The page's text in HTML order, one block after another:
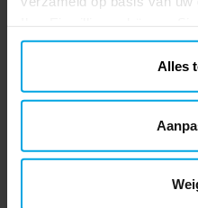
Alles
4
aan
groot.
6 stuks